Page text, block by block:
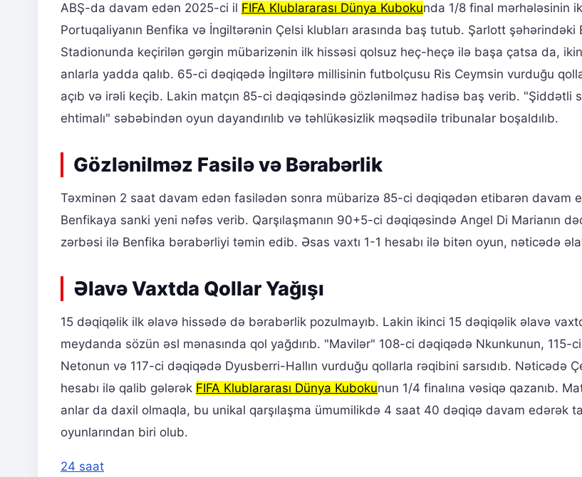
ABŞ-da davam edən 2025-ci il FIFA Klublararası Dünya Kubokunda 1/8 final mərhələsinin
Portuqaliyanın Benfika və İngiltərənin Çelsi klubları arasında baş tutub. Şarlott şəhərindəki
Stadionunda keçirilən gərgin mübarizənin ilk hissəsi qolsuz heç-heçə ilə başa çatsa da,
anlarla yadda qalıb. 65-ci dəqiqədə İngiltərə millisinin futbolçusu Ris Ceymsin vurduğu
açıb və irəli keçib. Lakin matçın 85-ci dəqiqəsində gözlənilməz hadisə baş verib. "Şiddətli
ehtimalı" səbəbindən oyun dayandırılıb və təhlükəsizlik məqsədilə tribunalar boşaldılıb.
Gözlənilməz Fasilə və Bərabərlik
Təxminən 2 saat davam edən fasilədən sonra mübarizə 85-ci dəqiqədən etibarən davam
Benfikaya sanki yeni nəfəs verib. Qarşılaşmanın 90+5-ci dəqiqəsində Angel Di Marianın
zərbəsi ilə Benfika bərabərliyi təmin edib. Əsas vaxtı 1-1 hesabı ilə bitən oyun, nəticədə
Əlavə Vaxtda Qollar Yağışı
15 dəqiqəlik ilk əlavə hissədə də bərabərlik pozulmayıb. Lakin ikinci 15 dəqiqəlik əlavə
meydanda sözün əsl mənasında qol yağdırıb. "Mavilər" 108-ci dəqiqədə Nkunkunun, 115-
Netonun və 117-ci dəqiqədə Dyusberri-Hallın vurduğu qollarla rəqibini sarsıdıb. Nəticədə
hesabı ilə qalib gələrək FIFA Klublararası Dünya Kubokunun 1/4 finalına vəsiqə qazanıb.
anlar da daxil olmaqla, bu unikal qarşılaşma ümumilikdə 4 saat 40 dəqiqə davam edərək
oyunlarından biri olub.
24 saat